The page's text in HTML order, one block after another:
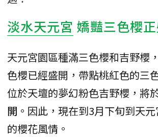
淡水天元宮 嬌豔三色櫻
天元宮園區種滿三色櫻和吉野櫻
色櫻已經盛開，帶點桃紅色的三
位於天壇的夢幻粉色吉野櫻，將
開 。因此，現在到3月下旬到天
的櫻花風情。